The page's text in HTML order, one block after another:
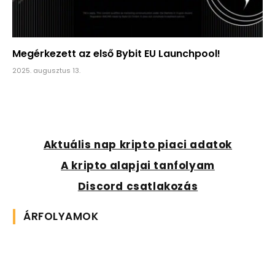
Megérkezett az első Bybit EU Launchpool!
2025. augusztus 13.
Aktuális nap kripto piaci adatok
A kripto alapjai tanfolyam
Discord csatlakozás
ÁRFOLYAMOK